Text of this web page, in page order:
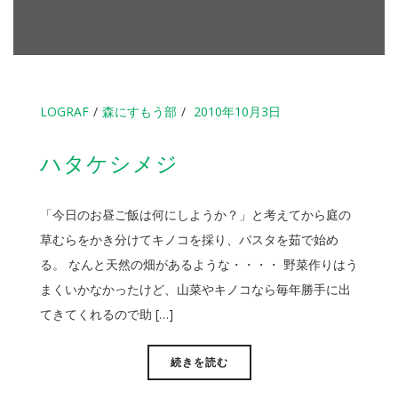
LOGRAF 森にすもう部 2010年10月3日
ハタケシメジ
「今日のお昼ご飯は何にしようか？」と考えてから庭の
草むらをかき分けてキノコを採り、パスタを茹で始め
る。 なんと天然の畑があるような・・・・ 野菜作りはう
まくいかなかったけど、山菜やキノコなら毎年勝手に出
てきてくれるので助 […]
続きを読む